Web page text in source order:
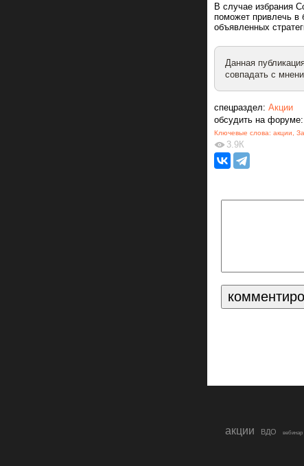
В случае избрания
поможет привлечь в
объявленных
Данная
совпадать с
спецраздел: Акции
обсудить на форуме:
Ключевые слова: акции,
3.9К
акции ВДО вебинар